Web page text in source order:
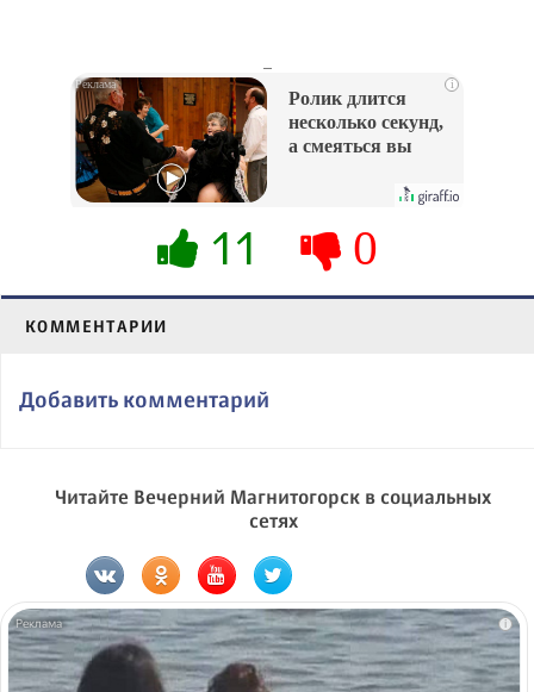
i
Ролик длится
несколько секунд,
а смеяться вы
11 0
КОММЕНТАРИИ
Добавить комментарий
Читайте Вечерний Магнитогорск в социальных
сетях
i